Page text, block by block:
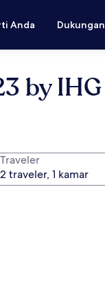
Anda Dukungan
by IHG
Traveler